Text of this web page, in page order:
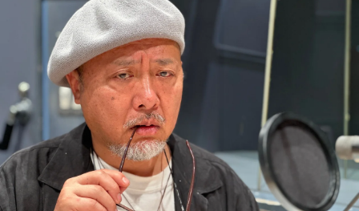
お知らせ
イベント・グッズ
YouTube
会社情報